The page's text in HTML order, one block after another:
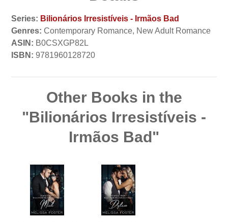
Series: Bilionários Irresistíveis - Irmãos Bad
Genres: Contemporary Romance, New Adult Romance
ASIN: B0CSXGP82L
ISBN: 9781960128720
Other Books in the
"Bilionários Irresistíveis -
Irmãos Bad"